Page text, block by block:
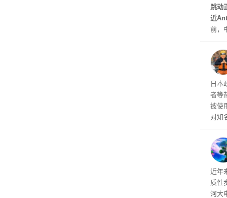
跳动
近
前，
不
日本
者等
被使
对知
近年
质性
河大